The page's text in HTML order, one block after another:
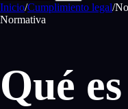
Inicio/Cumplimiento legal/
Normativa
Qué